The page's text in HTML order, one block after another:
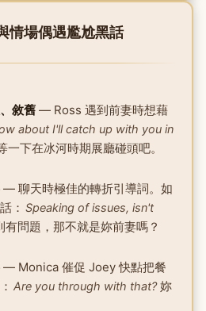
情場偶遇尷尬黑話
敘舊— Ross 遇到前妻時想藉
about I'll catch up with you in
一下在冰河時期展廳碰頭吧。
— 聊天時極佳的轉折引導詞。如
： Speaking of issues, isn't
問題，那不就是妳前妻嗎？
— Monica 催促 Joey 快點把餐
Are you through with that?妳